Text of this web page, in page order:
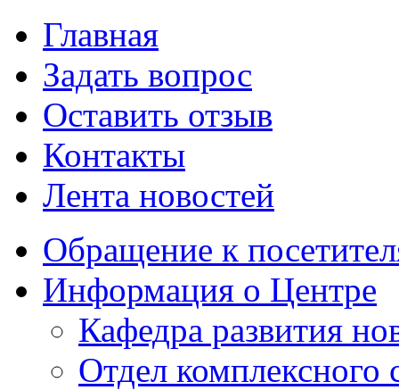
Главная
Задать вопрос
Оставить отзыв
Контакты
Лента новостей
Обращение к
Информация о Центре
Кафедра развития
Отдел комплексного